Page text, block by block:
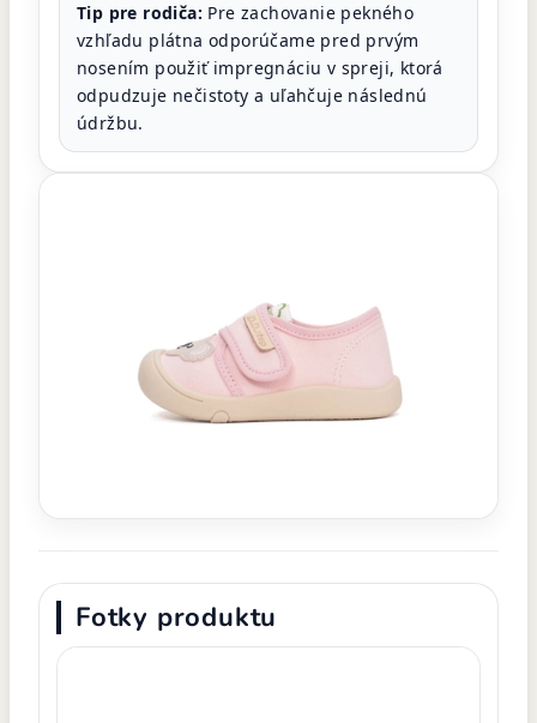
Tip pre rodiča: Pre zachovanie pekného
vzhľadu plátna odporúčame pred prvým
nosením použiť impregnáciu v spreji, ktorá
odpudzuje nečistoty a uľahčuje následnú
údržbu.
Fotky produktu